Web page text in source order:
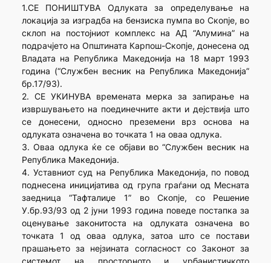
1.СЕ ПОНИШТУВА Одлуката за определување на
локација за изградба на бензиска пумпа во Скопје, во
склоп на постојниот комплекс на АД “Алумина” на
подрачјето на Општината Карпош-Скопје, донесена од
Владата на Република Македонија на 18 март 1993
година (“Службен весник на Република Македонија”
бр.17/93).
2. СЕ УКИНУВА времената мерка за запирање на
извршувањето на поединечните акти и дејствија што
се донесени, односно преземени врз основа на
одлуката означена во точката 1 на оваа одлука.
3. Оваа одлука ќе се објави во “Службен весник на
Република Македонија.
4. Уставниот суд на Република Македонија, по повод
поднесена иницијатива од група граѓани од Месната
заедница “Тафталиџе 1” во Скопје, со Решение
У.бр.93/93 од 2 јуни 1993 година поведе постапка за
оценување законитоста на одлуката означена во
точката 1 од оваа одлука, затоа што се постави
прашањето за нејзината согласност со Законот за